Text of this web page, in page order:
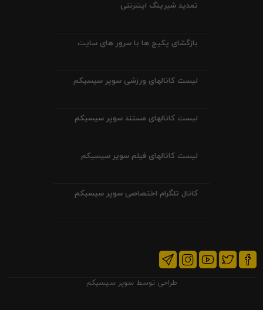
تمدید شیرینگ اینترنتی
بازگشای پکیج ها با سرور های سایت
لیست کانالهای ورزشی سوپر سیسیکم
لیست کانالهای مستند سوپر سیسیکم
لیست کانالهای فیلم سوپر سیسیکم
کانال تلگرام اختصاصی سوپر سیسیکم
طراحی توسط سوپر سیسیکم